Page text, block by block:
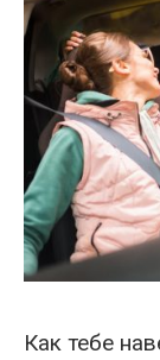
Как тебе